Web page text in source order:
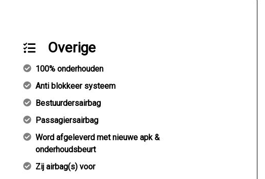
Overige
100% onderhouden
Anti blokkeer systeem
Bestuurdersairbag
Passagiersairbag
Word afgeleverd met nieuwe apk &
onderhoudsbeurt
Zij airbag(s) voor